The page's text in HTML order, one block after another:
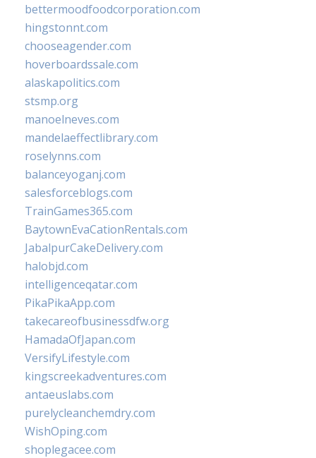
bettermoodfoodcorporation.com
hingstonnt.com
chooseagender.com
hoverboardssale.com
alaskapolitics.com
stsmp.org
manoelneves.com
mandelaeffectlibrary.com
roselynns.com
balanceyoganj.com
salesforceblogs.com
TrainGames365.com
BaytownEvaCationRentals.com
JabalpurCakeDelivery.com
halobjd.com
intelligenceqatar.com
PikaPikaApp.com
takecareofbusinessdfw.org
HamadaOfJapan.com
VersifyLifestyle.com
kingscreekadventures.com
antaeuslabs.com
purelycleanchemdry.com
WishOping.com
shoplegacee.com